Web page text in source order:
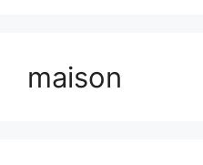
maison